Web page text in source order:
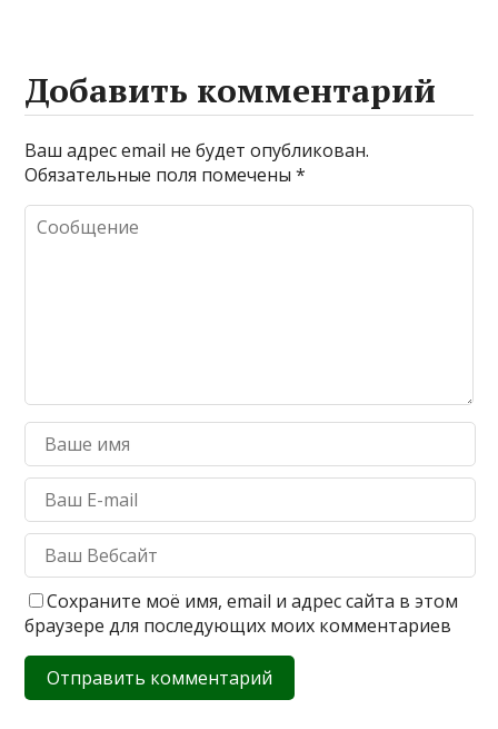
Добавить комментарий
Ваш адрес email не будет опубликован.
Обязательные поля помечены*
Сохраните моё имя, email и адрес сайта в этом
браузере для последующих моих комментариев